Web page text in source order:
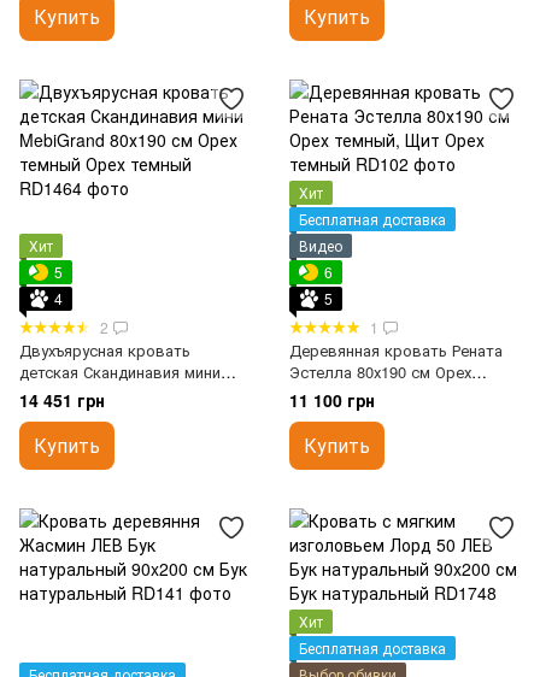
Купить Купить
Хит
5
4
2
Двухъярусная кровать
детская Скандинавия мини
MebiGrand 80х190 см Орех
темный
14 451 грн
Купить
Хит
Бесплатная доставка
Видео
6
5
1
Деревянная кровать Рената
Эстелла 80х190 см Орех
темный, Щит
11 100 грн
Купить
Хит
Бесплатная доставка